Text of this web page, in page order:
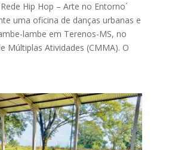
Hip Hop – Arte no Entorno´
uma oficina de danças urbanas e
lambe em Terenos-MS, no
Múltiplas Atividades (CMMA). O